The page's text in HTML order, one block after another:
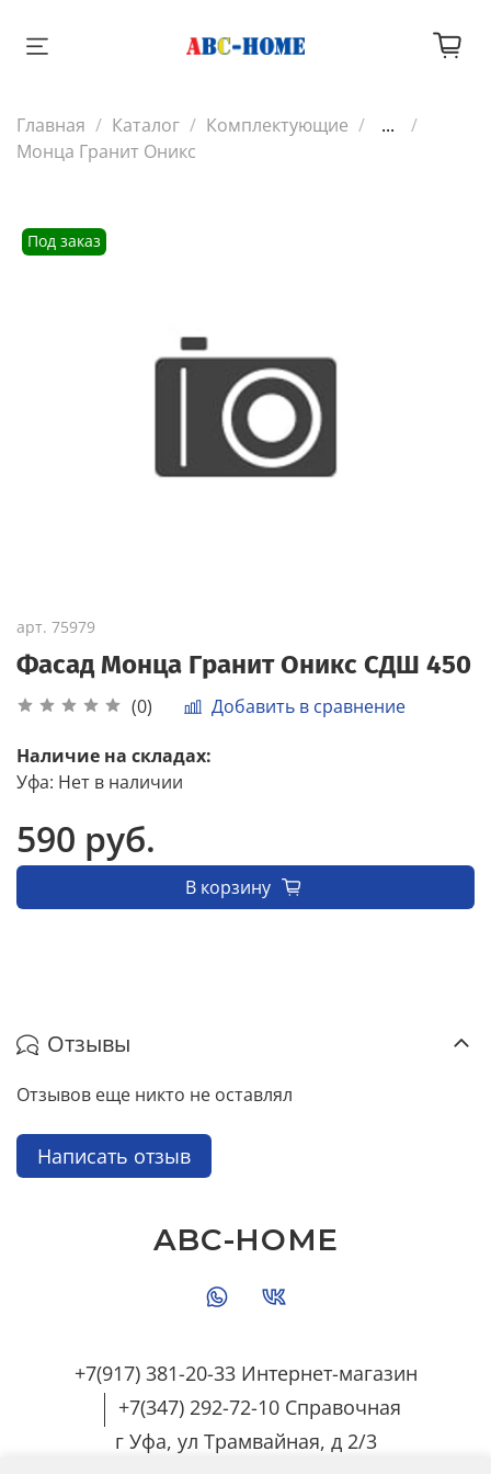
Главная Каталог Комплектующие
...
Монца Гранит Оникс
Под заказ
арт. 75979
Фасад Монца Гранит Оникс СДШ 450
(0) Добавить в сравнение
Наличие на складах:
Уфа: Нет в наличии
590 руб.
В корзину
Отзывы
Отзывов еще никто не оставлял
Написать отзыв
+7(917) 381-20-33 Интернет-магазин
+7(347) 292-72-10 Справочная
г Уфа, ул Трамвайная, д 2/3
ABC-HOME